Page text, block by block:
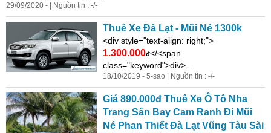
29/09/2020 - | Nguồn tin : -/-
Thuê Xe Đà Lạt - Mũi Né 1300k
<div style="text-align: right;">
1.300.000đ</<span
class="keyword">div>...
18/10/2019 - 5-sao | Nguồn tin : -/-
Giá 890.000đ Thuê Xe Ô Tô Nha
Trang Sân Bay Cam Ranh Đi Mũi
Né Phan Thiết Đà Lạt Vũng Tàu Sài